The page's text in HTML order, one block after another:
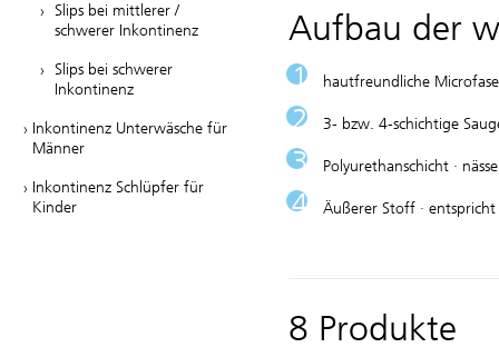
Slips bei mittlerer /
schwerer Inkontinenz
Slips bei schwerer
Inkontinenz
Inkontinenz Unterwäsche für
Männer
Inkontinenz Schlüpfer für
Kinder
Aufbau der
hautfreundliche
3- bzw. 4-schichtige
Polyurethanschicht ·
Äußerer Stoff ·
8 Produkte